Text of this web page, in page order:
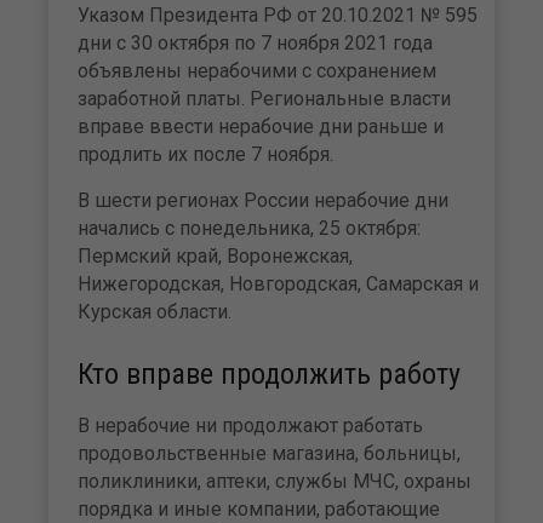
Указом Президента РФ от 20.10.2021 № 595
дни с 30 октября по 7 ноября 2021 года
объявлены нерабочими с сохранением
заработной платы. Региональные власти
вправе ввести нерабочие дни раньше и
продлить их после 7 ноября.
В шести регионах России нерабочие дни
начались с понедельника, 25 октября:
Пермский край, Воронежская,
Нижегородская, Новгородская, Самарская и
Курская области.
Кто вправе продолжить работу
В нерабочие ни продолжают работать
продовольственные магазина, больницы,
поликлиники, аптеки, службы МЧС, охраны
порядка и иные компании, работающие